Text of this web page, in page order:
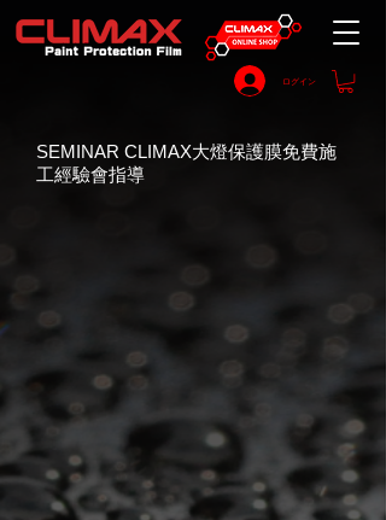
ログイン
SEMINAR CLIMAX大燈保護膜免費施
工經驗會指導